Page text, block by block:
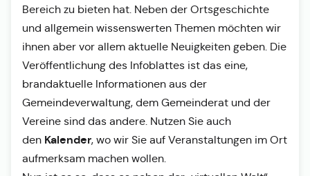
Bereich zu bieten hat. Neben der Ortsgeschichte
und allgemein wissenswerten Themen möchten wir
ihnen aber vor allem aktuelle Neuigkeiten geben. Die
Veröffentlichung des Infoblattes ist das eine,
brandaktuelle Informationen aus der
Gemeindeverwaltung, dem Gemeinderat und der
Vereine sind das andere. Nutzen Sie auch
den Kalender, wo wir Sie auf Veranstaltungen im Ort
aufmerksam machen wollen.